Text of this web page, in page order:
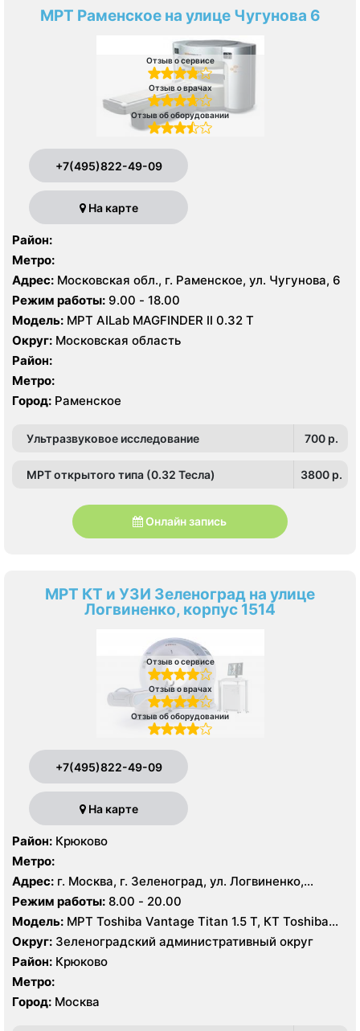
МРТ Раменское на улице Чугунова 6
Отзыв о сервисе
Отзыв о врачах
Отзыв об оборудовании
+7(495)822-49-09
На карте
Район:
Метро:
Адрес: Московская обл., г. Раменское, ул. Чугунова, 6
Режим работы: 9.00 - 18.00
Модель: МРТ AILab MAGFINDER II 0.32 Т
Округ: Московская область
Район:
Метро:
Город: Раменское
Ультразвуковое исследование 700 p.
МРТ открытого типа (0.32 Тесла) 3800 p.
Онлайн запись
МРТ КТ и УЗИ Зеленоград на улице
Логвиненко, корпус 1514
Отзыв о сервисе
Отзыв о врачах
Отзыв об оборудовании
+7(495)822-49-09
На карте
Район: Крюково
Метро:
Адрес: г. Москва, г. Зеленоград, ул. Логвиненко,
корпус 1514
Режим работы: 8.00 - 20.00
Модель: МРТ Toshiba Vantage Titan 1.5 Т, КТ Toshiba
Aquilion Prime CXL 32 среза, УЗИ Toshiba Aplio 500
Округ: Зеленоградский административный округ
Район: Крюково
Метро:
Город: Москва